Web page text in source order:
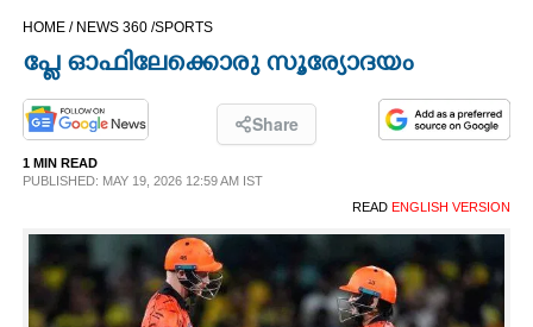
OPINION
PHOTOS
SPIRITUAL
HOME / NEWS 360 /SPORTS
പ്ളേ ഓഫിലേക്കൊരു സൂര്യോദയം
Share
1 MIN READ
PUBLISHED: MAY 19, 2026 12:59 AM IST
READ ENGLISH VERSION